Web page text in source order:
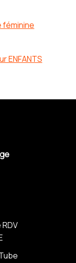
féminine
ENFANTS